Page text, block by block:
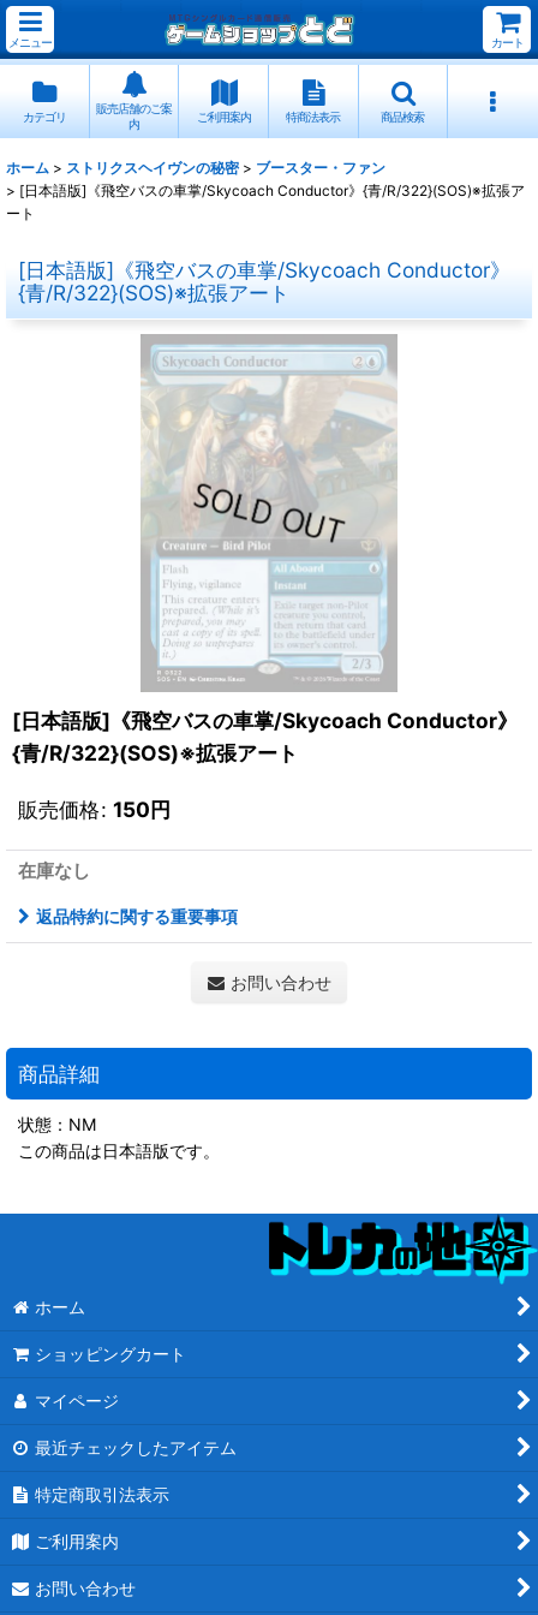
メニュー カート
カテゴリ
販売店舗のご案
内
ご利用案内 特商法表示 商品検索
ホーム > ストリクスヘイヴンの秘密 > ブースター・ファン
> [日本語版]《飛空バスの車掌/Skycoach Conductor》{青/R/322}(SOS)※拡張ア
ート
[日本語版]《飛空バスの車掌/Skycoach Conductor》
{青/R/322}(SOS)※拡張アート
[日本語版]《飛空バスの車掌/Skycoach Conductor》
{青/R/322}(SOS)※拡張アート
販売価格: 150円
在庫なし
返品特約に関する重要事項
お問い合わせ
商品詳細
状態：NM
この商品は日本語版です。
ホーム
ショッピングカート
マイページ
最近チェックしたアイテム
特定商取引法表示
ご利用案内
お問い合わせ